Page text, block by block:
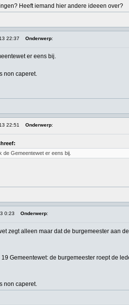
Heeft iemand hier andere ideeen over?
22:37 Onderwerp:
er eens bij.
non caperet.
22:51 Onderwerp:
de Gemeentewet er eens bij.
0:23 Onderwerp:
zegt alleen maar dat de burgemeester aan
Gemeentewet: de burgemeester roept de
non caperet.